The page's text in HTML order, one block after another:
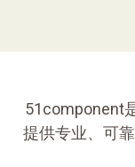
51component
提供专业、可